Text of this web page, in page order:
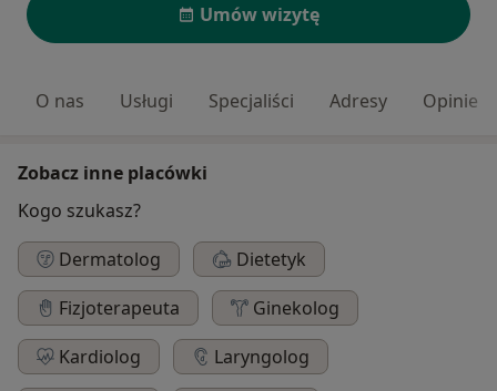
Umów wizytę
O nas Usługi Specjaliści Adresy Opinie
Zobacz inne placówki
Kogo szukasz?
Dermatolog
Dietetyk
Fizjoterapeuta
Ginekolog
Kardiolog
Laryngolog